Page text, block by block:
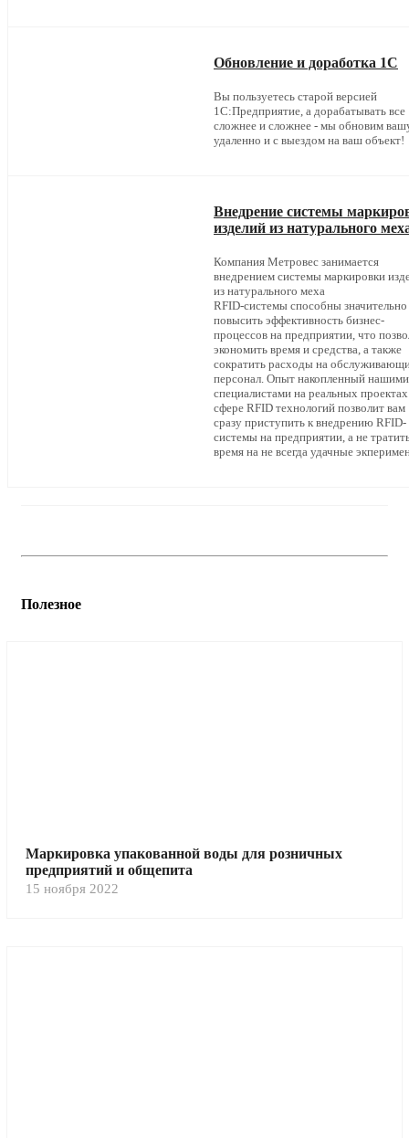
Обновление и доработка 1С
Вы пользуетесь старой версией
1С:Предприятие, а дорабатывать все
сложнее и сложнее - мы обновим
удаленно и с выездом на ваш объект!
Внедрение системы
изделий из натурального
Компания Метровес занимается
внедрением системы маркировки
из натурального меха
RFID-системы способны значительно
повысить эффективность бизнес-
процессов на предприятии, что
экономить время и средства, а также
сократить расходы на
персонал. Опыт накопленный нашими
специалистами на реальных
сфере RFID технологий позволит вам
сразу приступить к внедрению RFID-
системы на предприятии, а не
время на не всегда удачные
Полезное
Маркировка упакованной воды для розничных
предприятий и общепита
15 ноября 2022